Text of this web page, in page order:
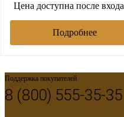
Цена доступна после входа
Подробнее
Поддержка покупателей
8 (800) 555-35-35